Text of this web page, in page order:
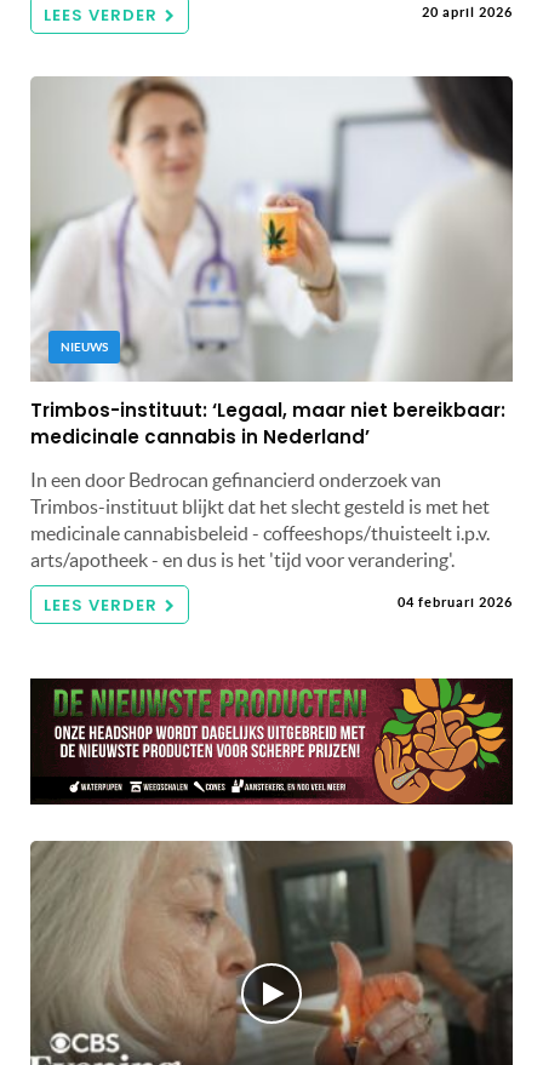
LEES VERDER 20 april 2026
NIEUWS
Trimbos-instituut: ‘Legaal, maar niet bereikbaar:
medicinale cannabis in Nederland’
In een door Bedrocan gefinancierd onderzoek van
Trimbos-instituut blijkt dat het slecht gesteld is met het
medicinale cannabisbeleid - coffeeshops/thuisteelt i.p.v.
arts/apotheek - en dus is het 'tijd voor verandering'.
LEES VERDER 04 februari 2026